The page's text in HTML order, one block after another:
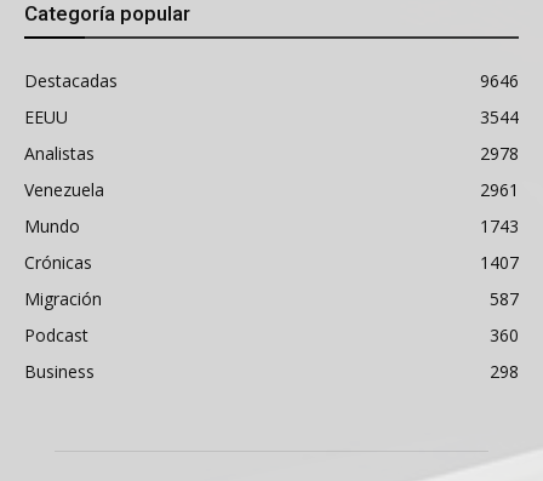
Categoría popular
Destacadas
9646
EEUU
3544
Analistas
2978
Venezuela
2961
Mundo
1743
Crónicas
1407
Migración
587
Podcast
360
Business
298